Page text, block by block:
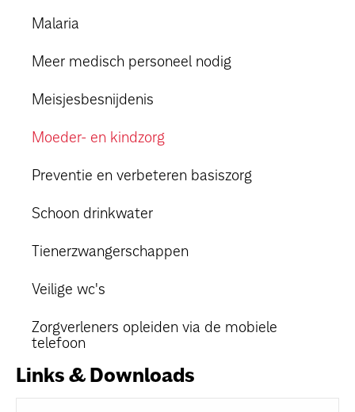
Malaria
Meer medisch personeel nodig
Meisjesbesnijdenis
Moeder- en kindzorg
Preventie en verbeteren basiszorg
Schoon drinkwater
Tienerzwangerschappen
Veilige wc's
Zorgverleners opleiden via de mobiele
telefoon
Links & Downloads